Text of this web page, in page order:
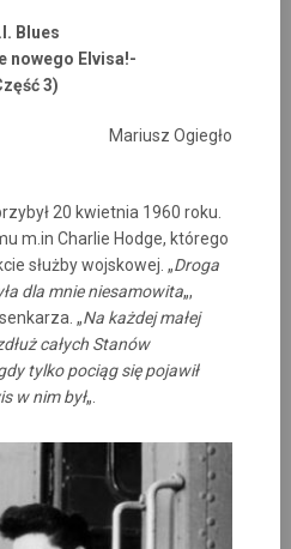
Blues
nowego Elvisa!-
3)
Mariusz Ogiegło
20 kwietnia 1960 roku.
m.in Charlie Hodge, którego
służby wojskowej. „Droga
dla mnie niesamowita„,
„Na każdej małej
całych Stanów
tylko pociąg się pojawił
w nim był„.